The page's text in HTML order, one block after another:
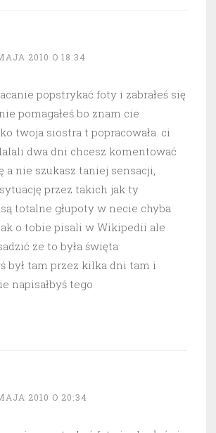
2010 O 18:34
popstrykać foty i zabrałeś się
pomagałeś bo znam cie
twoja siostra t popracowała. ci
dwa dni chcesz komentować
a nie szukasz taniej sensacji,
przez takich jak ty
totalne głupoty w necie chyba
o tobie pisali w Wikipedii ale
ze to była święta
był tam przez kilka dni tam i
napisałbyś tego
2010 O 20:34